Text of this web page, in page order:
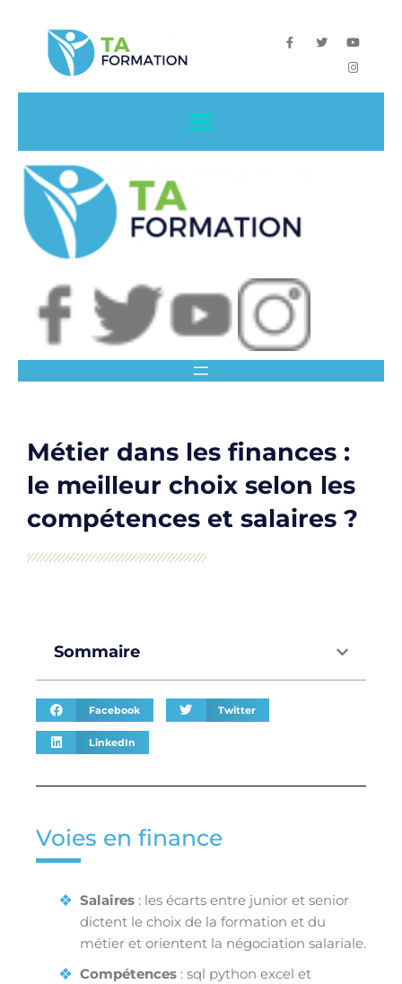
Métier dans les finances :
le meilleur choix selon les
compétences et salaires ?
Sommaire
Facebook Twitter
LinkedIn
Voies en finance
Salaires : les écarts entre junior et senior
dictent le choix de la formation et du
métier et orientent la négociation salariale.
Compétences : sql python excel et